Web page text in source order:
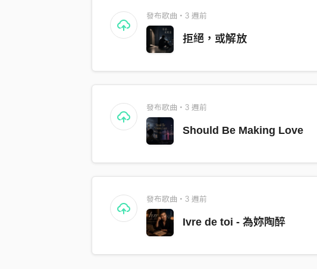
醒。只是喝到後面，原本不想承認
邊。
唱到 You let me go 的時候，升到
最後不是醉，是酒退了一點，人才
音。
剛好夠痛，還不至於難看。
發布歌曲・3 週前
拒絕，或解放
發布歌曲・3 週前
Should Be Making Love
發布歌曲・3 週前
Ivre de toi - 為妳陶醉